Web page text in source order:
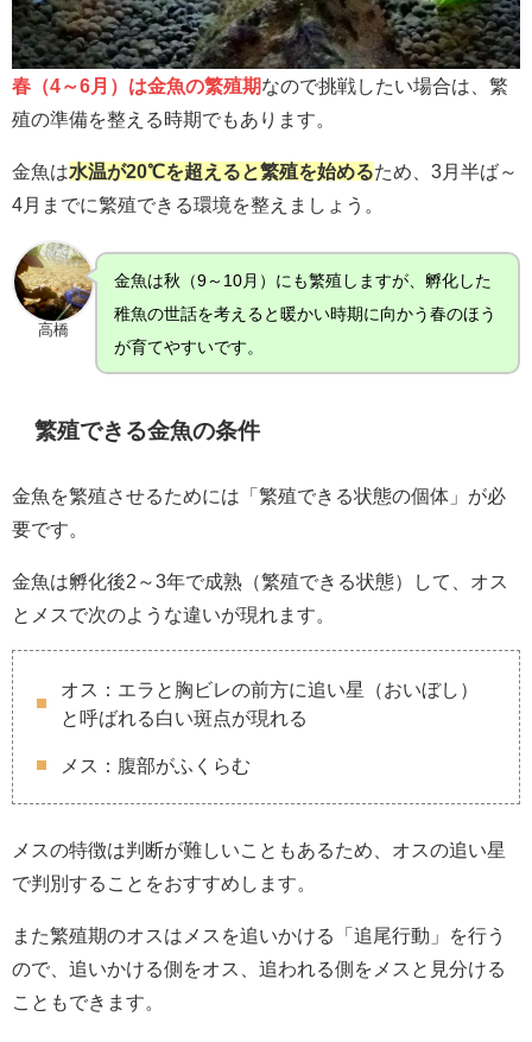
春（4～6月）は金魚の繁殖期なので挑戦したい場合は、繁
殖の準備を整える時期でもあります。
金魚は水温が20℃を超えると繁殖を始めるため、3月半ば～
4月までに繁殖できる環境を整えましょう。
高橋
金魚は秋（9～10月）にも繁殖しますが、孵化した
稚魚の世話を考えると暖かい時期に向かう春のほう
が育てやすいです。
繁殖できる金魚の条件
金魚を繁殖させるためには「繁殖できる状態の個体」が必
要です。
金魚は孵化後2～3年で成熟（繁殖できる状態）して、オス
とメスで次のような違いが現れます。
オス：エラと胸ビレの前方に追い星（おいぼし）
と呼ばれる白い斑点が現れる
メス：腹部がふくらむ
メスの特徴は判断が難しいこともあるため、オスの追い星
で判別することをおすすめします。
また繁殖期のオスはメスを追いかける「追尾行動」を行う
ので、追いかける側をオス、追われる側をメスと見分ける
こともできます。